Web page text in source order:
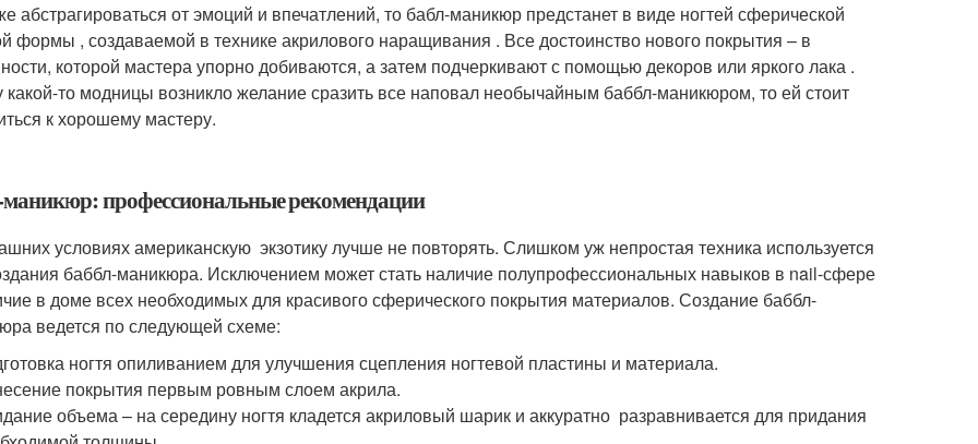
абстрагироваться от эмоций и впечатлений, то бабл-маникюр предстанет в виде ногтей сферической
формы , создаваемой в технике акрилового наращивания . Все достоинство нового покрытия – в
которой мастера упорно добиваются, а затем подчеркивают с помощью декоров или яркого лака .
какой-то модницы возникло желание сразить все наповал необычайным баббл-маникюром, то ей стоит
к хорошему мастеру.
профессиональные рекомендации
условиях американскую экзотику лучше не повторять. Слишком уж непростая техника используется
баббл-маникюра. Исключением может стать наличие полупрофессиональных навыков в nail-сфере
в доме всех необходимых для красивого сферического покрытия материалов. Создание баббл-
ведется по следующей схеме:
ногтя опиливанием для улучшения сцепления ногтевой пластины и материала.
покрытия первым ровным слоем акрила.
объема – на середину ногтя кладется акриловый шарик и аккуратно разравнивается для придания